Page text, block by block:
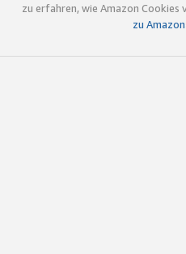
zu erfahren, wie Amazon Cookies
zu